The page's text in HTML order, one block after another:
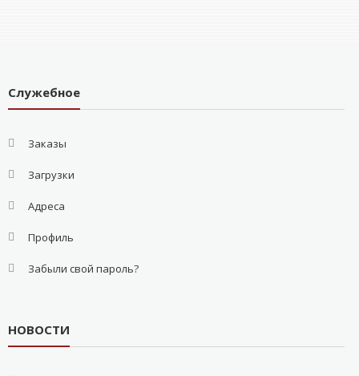
Служебное
Заказы
Загрузки
Адреса
Профиль
Забыли свой пароль?
НОВОСТИ